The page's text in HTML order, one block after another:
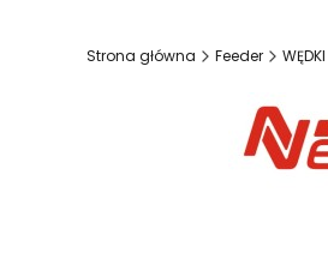
Strona główna Feeder WĘDKI